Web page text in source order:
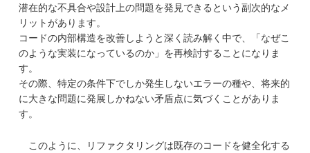
潜在的な不具合や設計上の問題を発見できるという副次的なメ
リットがあります。
コードの内部構造を改善しようと深く読み解く中で、「なぜこ
のような実装になっているのか」を再検討することになりま
す。
その際、特定の条件下でしか発生しないエラーの種や、将来的
に大きな問題に発展しかねない矛盾点に気づくことがありま
す。
このように、リファクタリングは既存のコードを健全化する